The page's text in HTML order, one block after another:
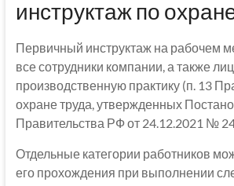
инструктаж по
Первичный инструктаж на рабочем
все сотрудники компании, а также
производственную практику (п. 13
охране труда, утвержденных
Правительства РФ от 24.12.2021 №
Отдельные категории работников
его прохождения при выполнении